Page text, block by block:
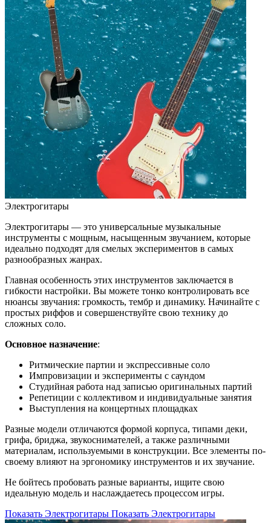
Электрогитары
Электрогитары — это универсальные музыкальные
инструменты с мощным, насыщенным звучанием, которые
идеально подходят для смелых экспериментов в самых
разнообразных жанрах.
Главная особенность этих инструментов заключается в
гибкости настройки. Вы можете тонко контролировать все
нюансы звучания: громкость, тембр и динамику. Начинайте с
простых риффов и совершенствуйте свою технику до
сложных соло.
Основное назначение:
Ритмические партии и экспрессивные соло
Импровизации и эксперименты с саундом
Студийная работа над записью оригинальных партий
Репетиции с коллективом и индивидуальные занятия
Выступления на концертных площадках
Разные модели отличаются формой корпуса, типами деки,
грифа, бриджа, звукоснимателей, а также различными
материалам, используемыми в конструкции. Все элементы по-
своему влияют на эргономику инструментов и их звучание.
Не бойтесь пробовать разные варианты, ищите свою
идеальную модель и наслаждаетесь процессом игры.
Показать Электрогитары Показать Электрогитары